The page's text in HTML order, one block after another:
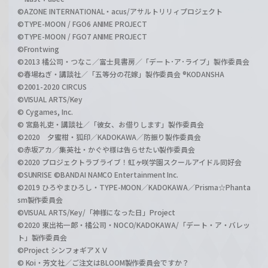
©AZONE INTERNATIONAL・acus/アサルトリリィプロジェクト
©TYPE-MOON / FGO6 ANIME PROJECT
©TYPE-MOON / FGO7 ANIME PROJECT
©Frontwing
©2013 橘公司・つなこ／富士見書房／「デート･ア･ライブ」製作委員会
©春場ねぎ・講談社／「五等分の花嫁」製作委員会 ®KODANSHA
©2001-2020 CIRCUS
©VISUAL ARTS/Key
© Cygames, Inc.
© 宮島礼吏・講談社／「彼女、お借りします」製作委員会
©2020 夕蜜柑・狐印／KADOKAWA／防振り製作委員会
©赤坂アカ／集英社・かぐや様は告らせたい製作委員会
©2020 プロジェクトラブライブ！虹ヶ咲学園スクールアイドル同好会
©SUNRISE ©BANDAI NAMCO Entertainment Inc.
©2019 ひろやまひろし・TYPE-MOON／KADOKAWA／Prisma☆Phanta
sm製作委員会
©VISUAL ARTS/Key/「神様になった日」Project
©2020 東出祐一郎・橘公司・NOCO/KADOKAWA/「デート・ア・バレッ
ト」製作委員会
©Project シンフォギアＸＶ
© Koi・芳文社／ご注文はBLOOM製作委員会ですか？